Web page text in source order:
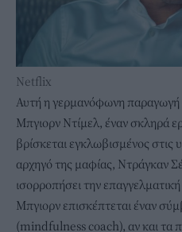
Netflix
Αυτή η γερμανόφωνη παραγωγή
Μπγιορν Ντίμελ, έναν σκληρά
βρίσκεται εγκλωβισμένος στις
αρχηγό της μαφίας, Ντράγκαν
ισορροπήσει την
Μπγιορν επισκέπτεται έναν
(mindfulness coach), αν και τα